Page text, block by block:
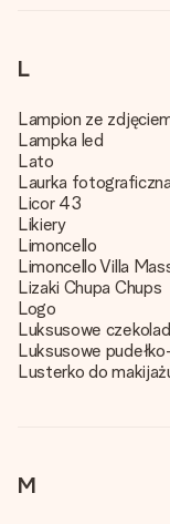
L
Lampion ze
Lampka led
Lato
Laurka fotograficzna
Licor 43
Likiery
Limoncello
Limoncello Villa
Lizaki Chupa Chups
Logo
Luksusowe
Luksusowe
Lusterko do
M